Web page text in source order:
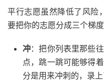
平行志愿虽然降低了风险
要把你的志愿分成三个梯度
冲：把你列表里那些
点，跳一跳可能够得
分是用来冲刺的，录上